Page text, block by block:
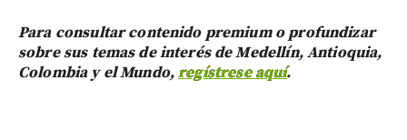
Para consultar contenido premium o profundizar
sobre sus temas de interés de Medellín, Antioquia,
Colombia y el Mundo,regístrese aquí.